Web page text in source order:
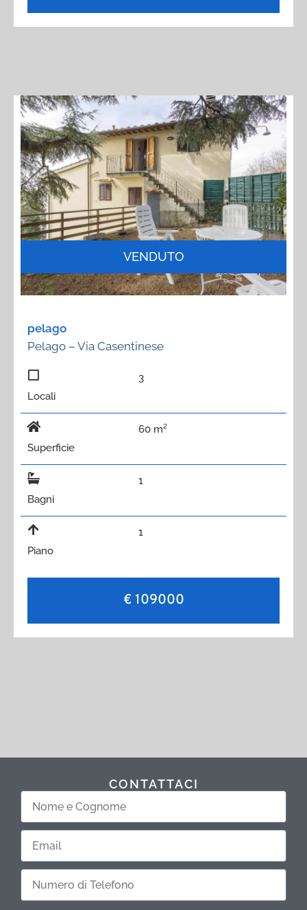
VENDUTO
pelago
Pelago – Via Casentinese
Locali
3
Superficie
60 m²
Bagni
1
Piano
1
€ 109000
CONTATTACI
e
Cognome